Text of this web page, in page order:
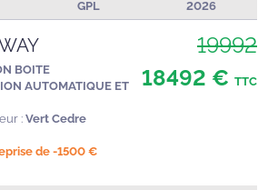
GPL 2026
BOITE
AUTOMATIQUE ET
: Vert Cedre
de -1500 €
19992
18492 € TTC